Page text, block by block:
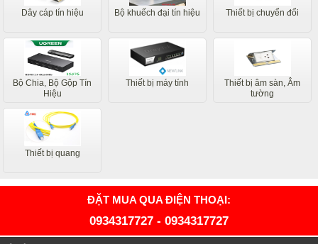
Dây cáp tín hiệu Bộ khuếch đại tín hiệu Thiết bị chuyển đổi
Bộ Chia, Bộ Gộp Tín
Hiệu
Thiết bị máy tính
Thiết bị âm sàn, Âm
tường
Thiết bị quang
ĐẶT MUA QUA ĐIỆN THOẠI:
0934317727 - 0934317727